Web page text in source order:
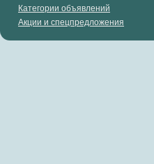
Категории объявлений
Акции и спецпредложения